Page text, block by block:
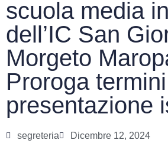
scuola media
dell’IC San
Morgeto
Proroga
presentazione
segreteria Dicembre 12, 2024